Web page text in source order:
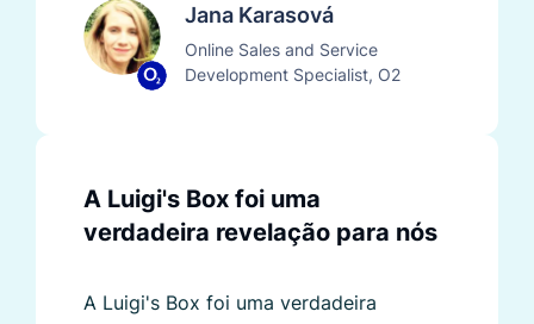
Jana Karasová
Online Sales and Service
Development Specialist, O2
A Luigi's Box foi uma
verdadeira revelação para nós
A Luigi's Box foi uma verdadeira